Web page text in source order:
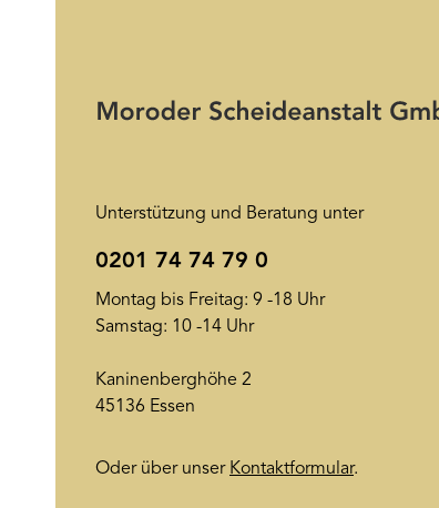
Unterstützung und Beratung unter
0201 74 74 79 0
Montag bis Freitag: 9 -18 Uhr
Samstag: 10 -14 Uhr
Kaninenberghöhe 2
45136 Essen
Oder über unser Kontaktformular.